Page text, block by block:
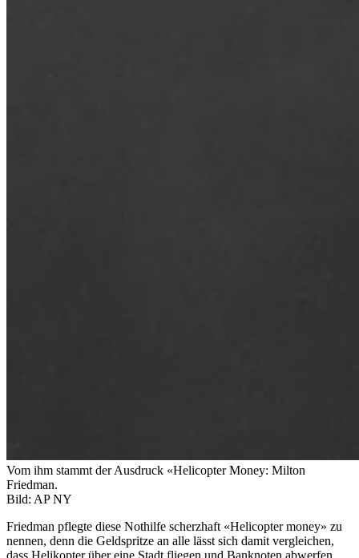
Vom ihm stammt der Ausdruck «Helicopter Money: Milton
Friedman.
Bild: AP NY
Friedman pflegte diese Nothilfe scherzhaft «Helicopter money» zu
nennen, denn die Geldspritze an alle lässt sich damit vergleichen,
dass Helikopter über eine Stadt fliegen und Banknoten abwerfen.